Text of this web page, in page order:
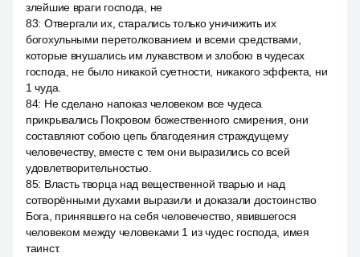
злейшие враги господа, не
83: Отвергали их, старались только уничижить их
богохульными перетолкованием и всеми средствами,
которые внушались им лукавством и злобою в чудесах
господа, не было никакой суетности, никакого эффекта, ни
1 чуда.
84: Не сделано напоказ человеком все чудеса
прикрывались Покровом божественного смирения, они
составляют собою цепь благодеяния страждущему
человечеству, вместе с тем они выразились со всей
удовлетворительностью.
85: Власть творца над вещественной тварью и над
сотворёнными духами выразили и доказали достоинство
Бога, принявшего на себя человечество, явившегося
человеком между человеками 1 из чудес господа, имея
таинст.